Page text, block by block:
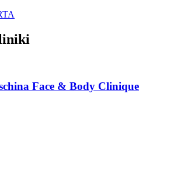
Face & Body Clinique